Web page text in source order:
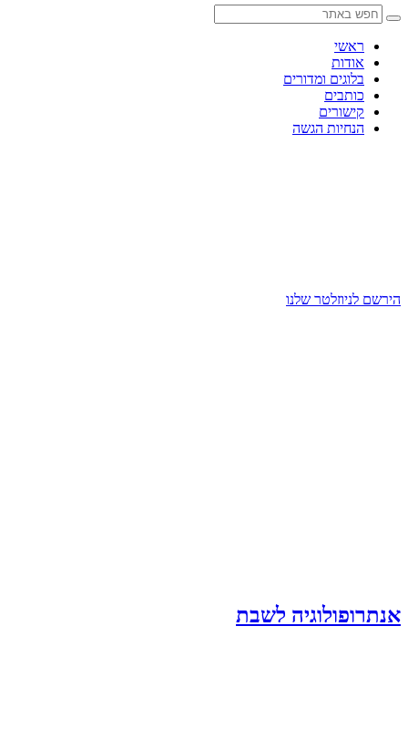
Skip
contentראשי
אודות
בלוגים ומדורים
כותבים
קישורים
הנחיות הגשה
הירשם לניוזלטר שלנו
אנתרופולוגיה לשבת